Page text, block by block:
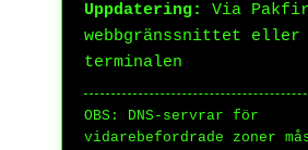
Uppdatering:
Via
webbgränssnittet eller
terminalen
OBS: DNS-servrar för
vidarebefordrade zoner